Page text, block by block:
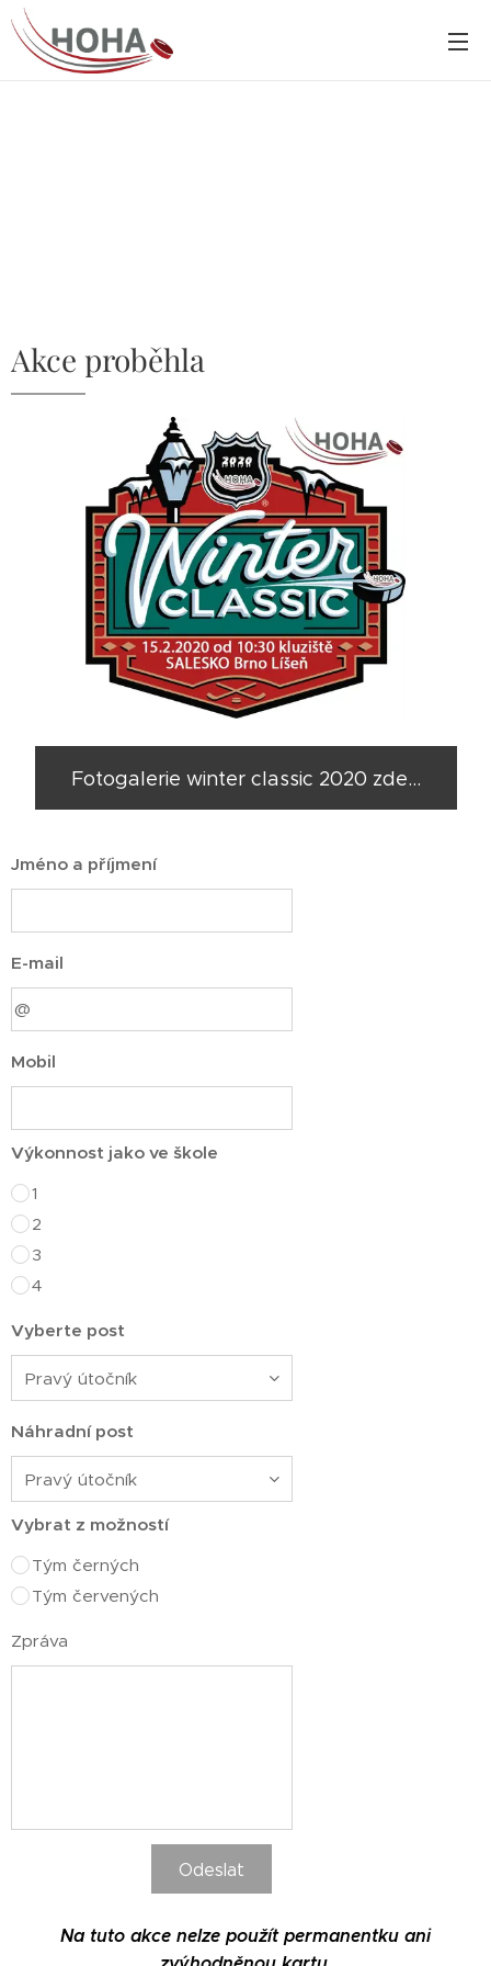
Akce proběhla
Fotogalerie winter classic 2020 zde...
Jméno a příjmení
E-mail
Mobil
Výkonnost jako ve škole
1
2
3
4
Vyberte post
Náhradní post
Vybrat z možností
Tým černých
Tým červených
Zpráva
Odeslat
Na tuto akce nelze použít permanentku ani